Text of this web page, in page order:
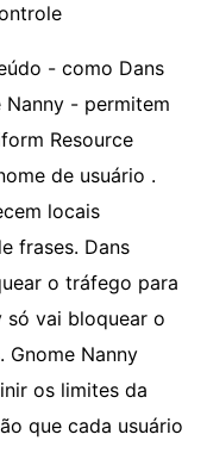
- como Dans
Nanny - permitem
Resource
de usuário .
locais
frases. Dans
o tráfego para
só vai bloquear o
Gnome Nanny
os limites da
que cada usuário